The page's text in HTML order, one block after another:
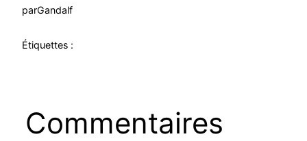
parGandalf
Étiquettes :
Commentaires